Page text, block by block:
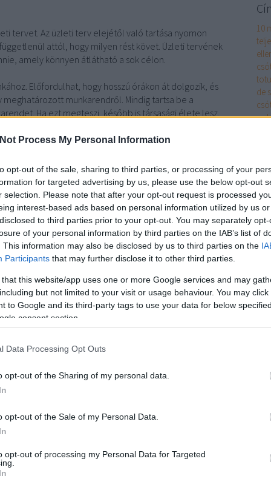
Process My Personal Information
opt-out of the sale, sharing to third parties, or processing of your
for targeted advertising by us, please use the below opt-out
selection. Please note that after your opt-out request is processed
interest-based ads based on personal information utilized by us
to third parties prior to your opt-out. You may separately
of your personal information by third parties on the IAB’s list of
This information may also be disclosed by us to third parties on the
Participants that may further disclose it to other third parties.
that this website/app uses one or more Google services and may
but not limited to your visit or usage behaviour. You may
to Google and its third-party tags to use your data for below
consent section.
Data Processing Opt Outs
opt-out of the Sharing of my personal data.
opt-out of the Sale of my Personal Data.
opt-out of processing my Personal Data for Targeted
tervet. Az üzleti terv elejétől való tartása nyomon
attól, hogy milyen rést követ. Üzleti tervének
amely könnyen átlátható a sok célon.
Előfordulhat, hogy hosszú órákon át dolgozik, és
munkarendről. Mindig tartsa be a
Ha ezt megteszi, később is társasági élete lesz.
vizsgálnia otthoni üzleti gyakorlatát, és meg kell
érdekében. Mindig vannak tanulságok és új tippek,
a cikkben található tanácsokat, hogy otthoni
technokol, casio tudományos
ergonomikus iskolatáska, ars una
tudományos számológép, gyerek kulacs, fém
Ezt tudnia kell!
számológép gyerek kulacs fém kulacs ergonomikus
10
de
és